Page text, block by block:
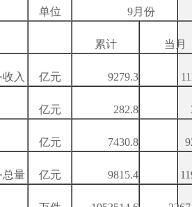
单位 9月份
累计 当月
入 亿元 9279.3
亿元 282.8
亿元 7430.8
总量 亿元 9815.4